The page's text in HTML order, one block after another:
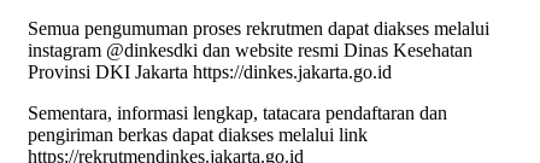
Semua pengumuman proses rekrutmen dapat diakses melalui
instagram @dinkesdki dan website resmi Dinas Kesehatan
Provinsi DKI Jakarta https://dinkes.jakarta.go.id
Sementara, informasi lengkap, tatacara pendaftaran dan
pengiriman berkas dapat diakses melalui link
https://rekrutmendinkes.jakarta.go.id